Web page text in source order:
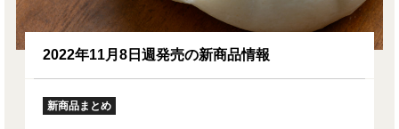
2022年11月8日週発売の新商品情報
新商品まとめ